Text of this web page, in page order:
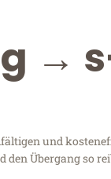
→
und
Übergang so